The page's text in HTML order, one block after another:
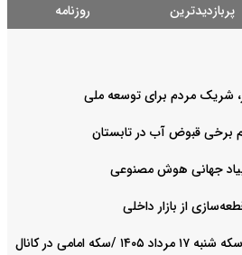
پربازدیدترین روزنامه
شریک مردم برای توسعه ملی
برخی قبوض آب در تابستان
جهانی هوش مصنوعی
از بازار داخلی
پیش ‌بینی قیمت دلار، طلا و سکه شنبه ۱۷ مرداد ۱۴۰۵ /سکه امامی در کانال